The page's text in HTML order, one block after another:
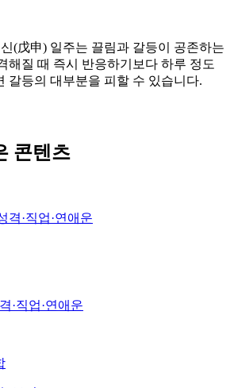
(戊申) 일주는 끌림과 갈등이 공존하는
해질 때 즉시 반응하기보다 하루 정도
갈등의 대부분을 피할 수 있습니다.
콘텐츠
·직업·연애운
·직업·연애운